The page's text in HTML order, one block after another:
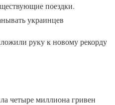
поездки.
украинцев
руку к новому рекорду
четыре миллиона гривен